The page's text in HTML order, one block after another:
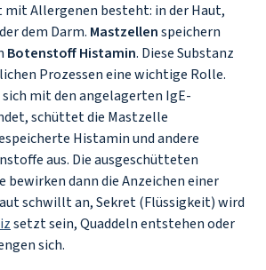
Allergenen besteht: in der Haut,
dem Darm. Mastzellenspeichern
Botenstoff Histamin. Diese Substanz
Prozessen eine wichtige Rolle.
mit den angelagerten IgE-
schüttet die Mastzelle
Histamin und andere
aus. Die ausgeschütteten
bewirken dann die Anzeichen einer
schwillt an, Sekret (Flüssigkeit) wird
setzt sein, Quaddeln entstehen oder
sich.